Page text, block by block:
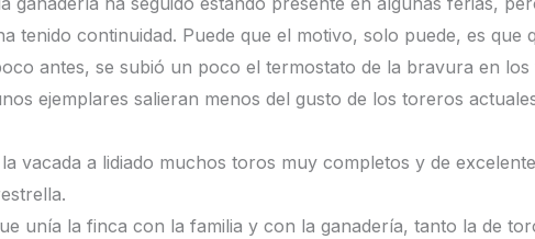
tenido continuidad. Puede que el motivo, solo puede, es que
antes, se subió un poco el termostato de la bravura en
ejemplares salieran menos del gusto de los toreros
vacada a lidiado muchos toros muy completos y de
unía la finca con la familia y con la ganadería, tanto la de